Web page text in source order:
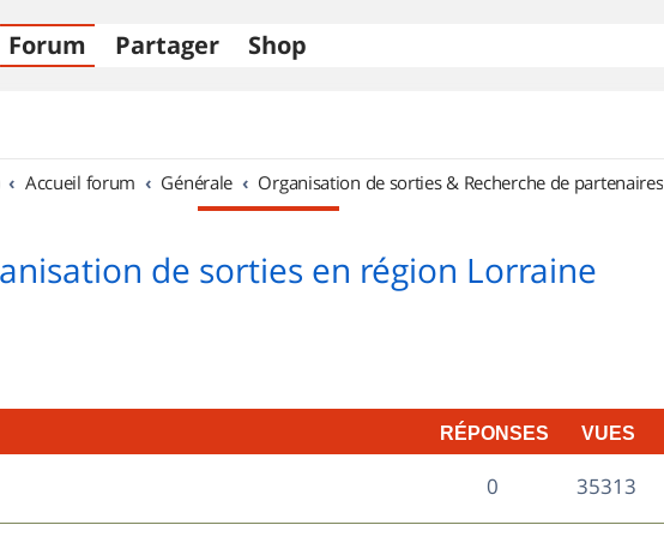
Forum Partager Shop
Accueil forum Générale Organisation de sorties & Recherche de partenaires
de sorties en région Lorraine
RÉPONSES VUES
0R
é
35313V
u